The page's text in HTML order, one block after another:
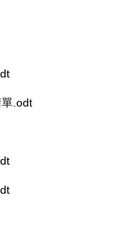
.odt